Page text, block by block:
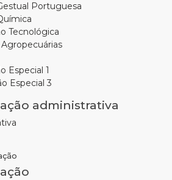
Portuguesa
Tecnológica
Especial 1
Especial 3
administrativa